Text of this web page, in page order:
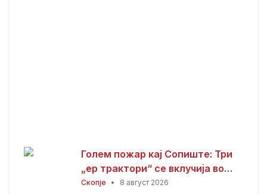
Голем пожар кај Сопиште: Три
„ер трактори“ се вклучија во
гаснењето, гори
Скопје • 8 август 2026